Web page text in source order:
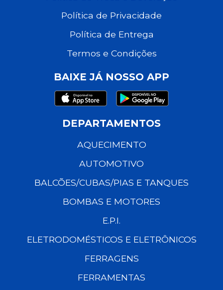
Política de Privacidade
Política de Entrega
Termos e Condições
BAIXE JÁ NOSSO APP
DEPARTAMENTOS
AQUECIMENTO
AUTOMOTIVO
BALCÕES/CUBAS/PIAS E TANQUES
BOMBAS E MOTORES
E.P.I.
ELETRODOMÉSTICOS E ELETRÔNICOS
FERRAGENS
FERRAMENTAS